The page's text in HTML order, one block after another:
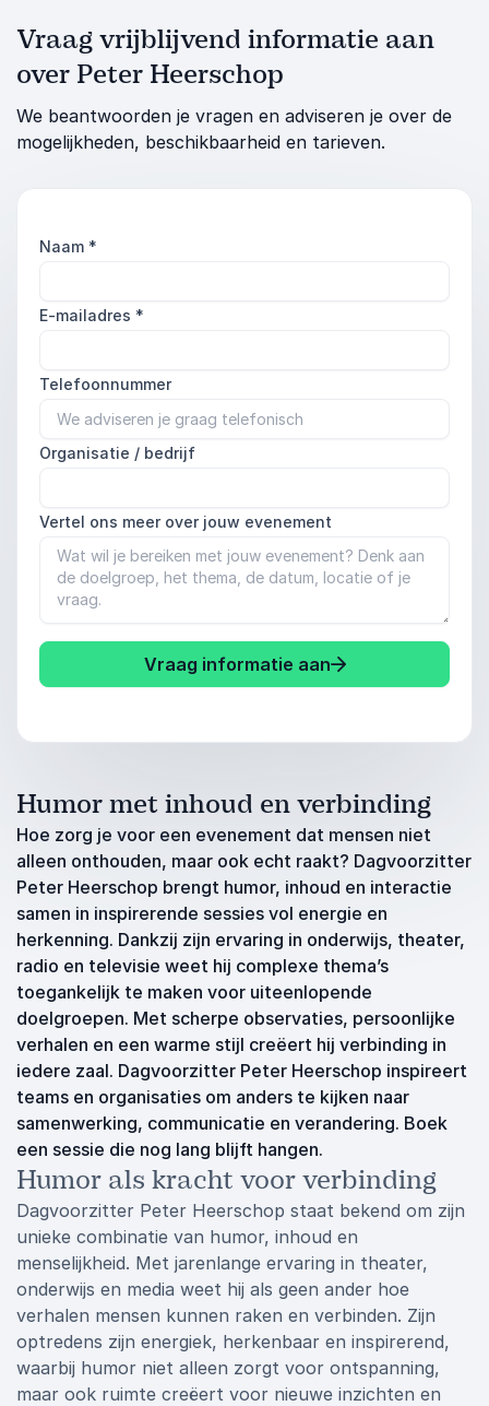
Vraag vrijblijvend informatie aan
over Peter Heerschop
We beantwoorden je vragen en adviseren je over de
mogelijkheden, beschikbaarheid en tarieven.
Naam *
E-mailadres *
Telefoonnummer
Organisatie / bedrijf
Vertel ons meer over jouw evenement
Vraag informatie aan
Humor met inhoud en verbinding
Hoe zorg je voor een evenement dat mensen niet
alleen onthouden, maar ook echt raakt? Dagvoorzitter
Peter Heerschop brengt humor, inhoud en interactie
samen in inspirerende sessies vol energie en
herkenning. Dankzij zijn ervaring in onderwijs, theater,
radio en televisie weet hij complexe thema’s
toegankelijk te maken voor uiteenlopende
doelgroepen. Met scherpe observaties, persoonlijke
verhalen en een warme stijl creëert hij verbinding in
iedere zaal. Dagvoorzitter Peter Heerschop inspireert
teams en organisaties om anders te kijken naar
samenwerking, communicatie en verandering. Boek
een sessie die nog lang blijft hangen.
Humor als kracht voor verbinding
Dagvoorzitter Peter Heerschop staat bekend om zijn
unieke combinatie van humor, inhoud en
menselijkheid. Met jarenlange ervaring in theater,
onderwijs en media weet hij als geen ander hoe
verhalen mensen kunnen raken en verbinden. Zijn
optredens zijn energiek, herkenbaar en inspirerend,
waarbij humor niet alleen zorgt voor ontspanning,
maar ook ruimte creëert voor nieuwe inzichten en